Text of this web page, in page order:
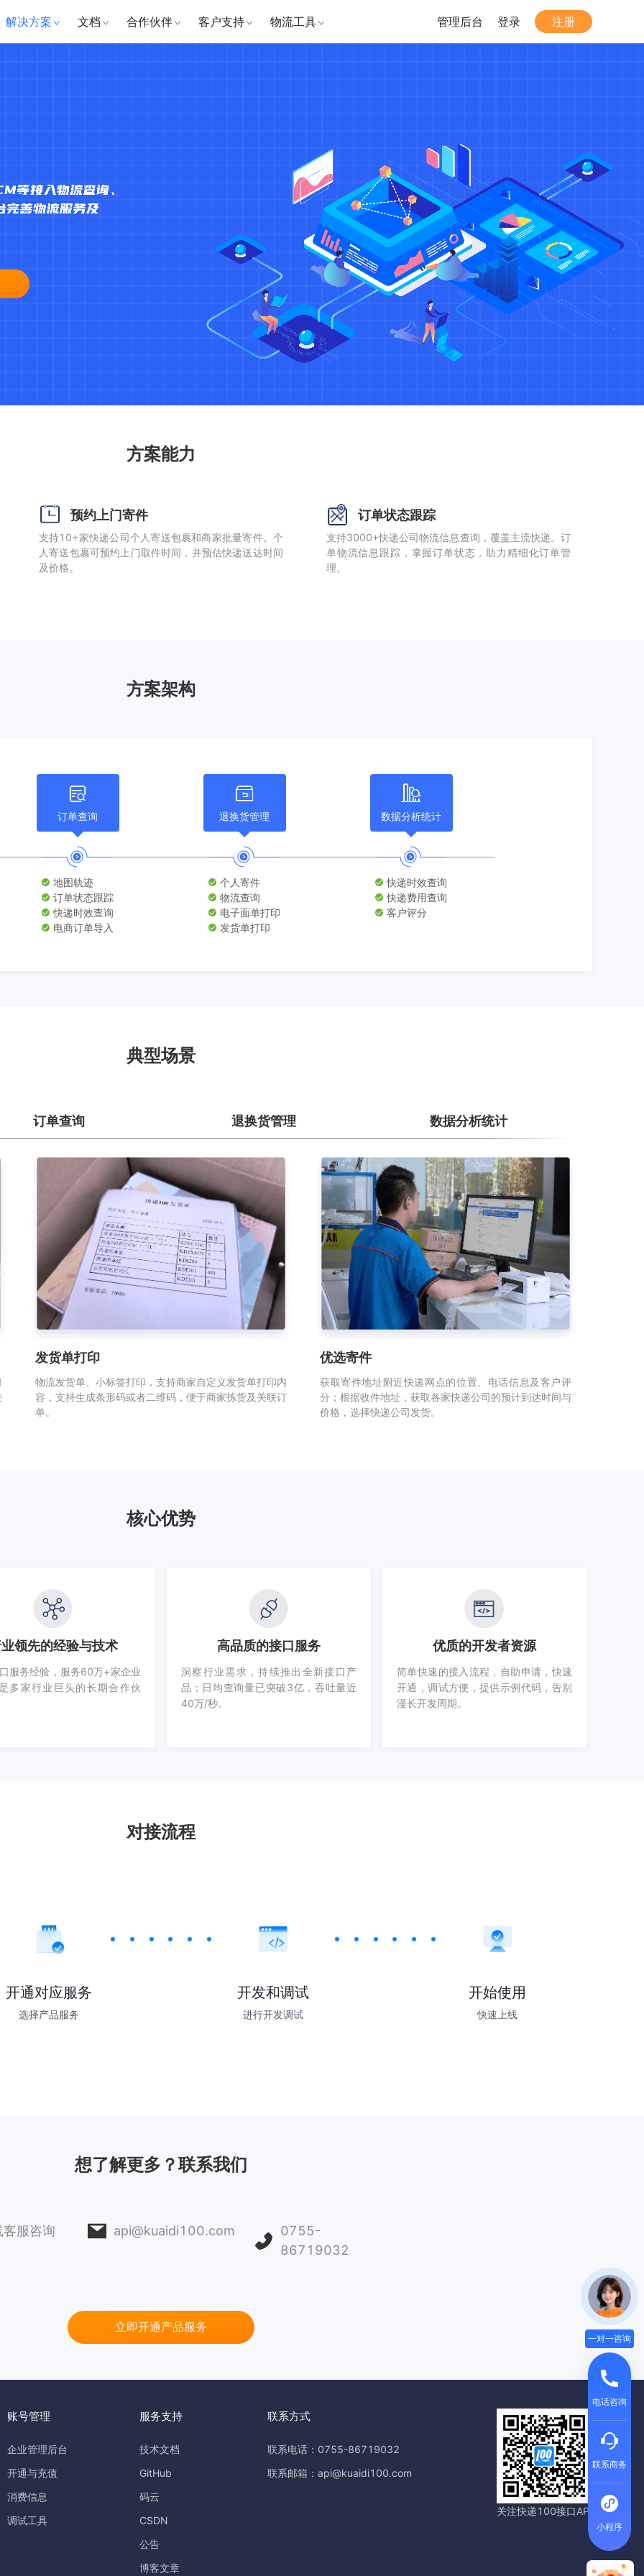
解决方案 文档 合作伙伴 客户支持 物流工具 管理后台 登录 注册
方案能力
预约上门寄件
支持10+家快递公司个人寄送包裹和商家批量寄件。个
人寄送包裹可预约上门取件时间，并预估快递送达时间
及价格。
订单状态跟踪
支持3000+快递公司物流信息查询，覆盖主流快递。订
单物流信息跟踪，掌握订单状态，助力精细化订单管
理。
方案架构
订单查询
地图轨迹
订单状态跟踪
快递时效查询
电商订单导入
退换货管理
个人寄件
物流查询
电子面单打印
发货单打印
数据分析统计
快递时效查询
快递费用查询
客户评分
典型场景
订单查询 退换货管理 数据分析统计
发货单打印
物流发货单、小标签打印，支持商家自定义发货单打印内
容，支持生成条形码或者二维码，便于商家拣货及关联订
单。
优选寄件
获取寄件地址附近快递网点的位置、电话信息及客户评
分；根据收件地址，获取各家快递公司的预计到达时间与
价格，选择快递公司发货。
核心优势
领先的经验与技术
服务经验，服务60万+家企业
多家行业巨头的长期合作伙
高品质的接口服务
洞察行业需求，持续推出全新接口产
品；日均查询量已突破3亿，吞吐量近
40万/秒。
优质的开发者资源
简单快速的接入流程，自助申请，快速
开通，调试方便，提供示例代码，告别
漫长开发周期。
对接流程
开通对应服务
选择产品服务
开发和调试
进行开发调试
开始使用
快速上线
想了解更多？联系我们
客服咨询 api@kuaidi100.com
0755-
86719032
立即开通产品服务
账号管理
企业管理后台
开通与充值
消费信息
调试工具
服务支持
技术文档
GitHub
码云
CSDN
公告
博客文章
联系方式
联系电话：0755-86719032
联系邮箱：api@kuaidi100.com
关注快递100接口API
一对一咨询
电话咨询
联系商务
小程序